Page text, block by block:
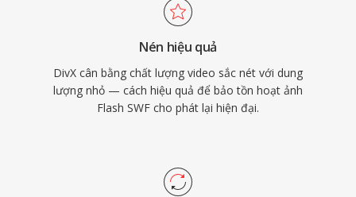
biến trên các thiết bị điện tử tiêu dùng, với
hàng nghìn đầu DVD và thiết bị khác hỗ trợ
phát DivX gốc. Codec cũng tiên phong trong
mã hóa tốc độ bit thay đổi dựa trên chất lượng,
phân bổ nhiều dữ liệu hơn cho các cảnh phức
tạp và ít hơn cho các cảnh tĩnh, tạo ra chất
Nén hiệu quả
DivX cân bằng chất lượng video sắc nét với dung
lượng nhỏ — cách hiệu quả để bảo tồn hoạt ảnh
Flash SWF cho phát lại hiện đại.